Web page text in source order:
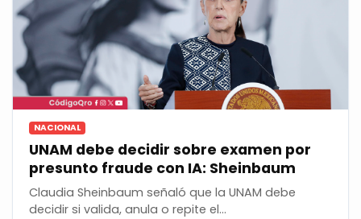
NACIONAL
UNAM debe decidir sobre examen por
presunto fraude con IA: Sheinbaum
Claudia Sheinbaum señaló que la UNAM debe
decidir si valida, anula o repite el...